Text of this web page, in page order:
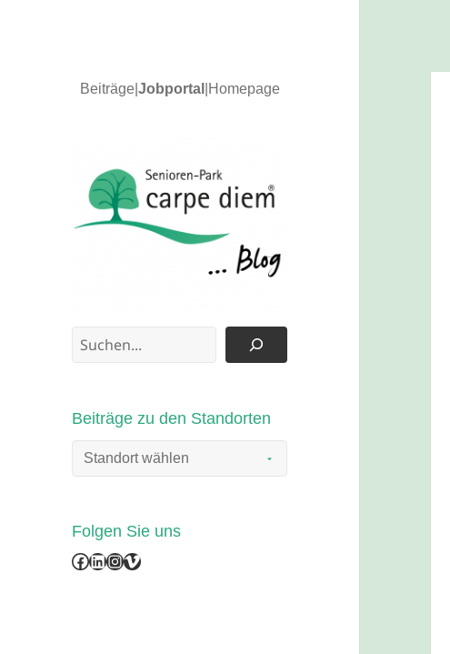
Beiträge| Jobportal Homepage
carpe diem Blog
News und Updates
Suchen
Beiträge zu den Standorten
Folgen Sie uns
Facebook
LinkedIn
Instagram
Vimeo